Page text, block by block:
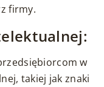
firmy.
w
takiej jak znaki